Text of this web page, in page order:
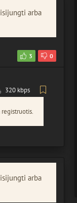
arba
3 0
320 kbps
arba